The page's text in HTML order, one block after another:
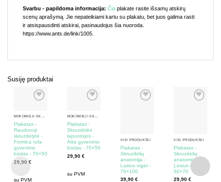
Svarbu - papildoma informacija: Čia plakate rasite išsamų atskirų
scenų aprašymą. Jie nepateikiami kartu su plakatu, bet juos galima rasti
ir atsispausdinti atskirai, pasinaudojus šia nuoroda.
https://www.ants.de/link/1005.
Susiję produktai
MOKOMIEJI SKRUZDĖLIŲ PLAKATAI
Plakatas -
Raudonoji
skruzdėlytė -
Formica rufa
gyvenimo
būdas - 70×50
29,90 €
su PVM
MOKOMIEJI SKRUZDĖLIŲ PLAKATAI
Plakatas -
Skruzdėlės
lapuotojos -
Atta gyvenimo
būdas - 70×50
29,90 €
su PVM
VISI PRODUKTAI
Plakatas -
Skruzdėlių
anatomija -
Lasius niger -
70×100
39,90 €
VISI PRODUKTAI
Plakatas -
Skruzdėlių
anatomija -
Lasius niger -
50×70
29,90€